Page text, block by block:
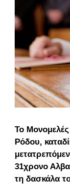
Το
Ρόδου,
31χρονο
τη δασκάλα